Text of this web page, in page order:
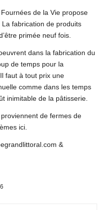
de la Vie propose
fabrication de produits
primée neuf fois.
dans la fabrication du
de temps pour la
faut à tout prix une
comme dans les temps
inimitable de la pâtisserie.
de fermes de
ici.
&